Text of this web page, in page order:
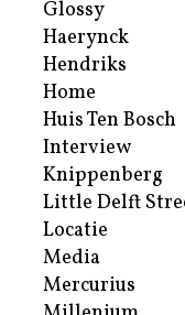
Glossy
Haerynck
Hendriks
Home
Huis Ten Bosch
Interview
Knippenberg
Little Delft
Locatie
Media
Mercurius